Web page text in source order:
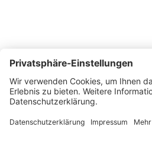
Montags bis Freitags von 08:30 - 17:00 Uhr
+41 44 240 / 11 55
+41 44 240 / 11 57
info@office-trade.ch